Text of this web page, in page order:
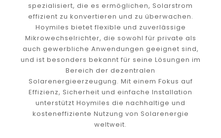
spezialisiert, die es ermöglichen, Solarstrom
effizient zu konvertieren und zu überwachen.
Hoymiles bietet flexible und zuverlässige
Mikrowechselrichter, die sowohl für private als
auch gewerbliche Anwendungen geeignet sind,
und ist besonders bekannt für seine Lösungen im
Bereich der dezentralen
Solarenergieerzeugung. Mit einem Fokus auf
Effizienz, Sicherheit und einfache Installation
unterstützt Hoymiles die nachhaltige und
kosteneffiziente Nutzung von Solarenergie
weltweit.